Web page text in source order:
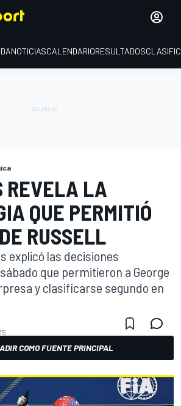
NOTICIASCALENDARIORESULTADOS
REVELA LA
QUE PERMITIÓ
RUSSELL
explicó las decisiones
que permitieron a George
y clasificarse segundo en
COMO FUENTE PRINCIPAL